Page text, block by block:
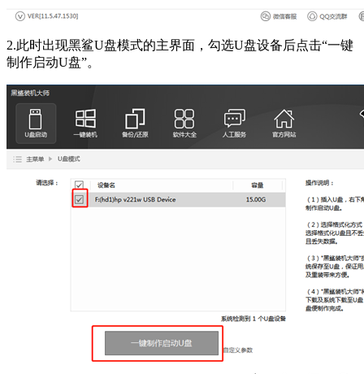
2.此时出现黑鲨U盘模式的主界面，勾选U盘设备后点击“一键
制作启动U盘”。